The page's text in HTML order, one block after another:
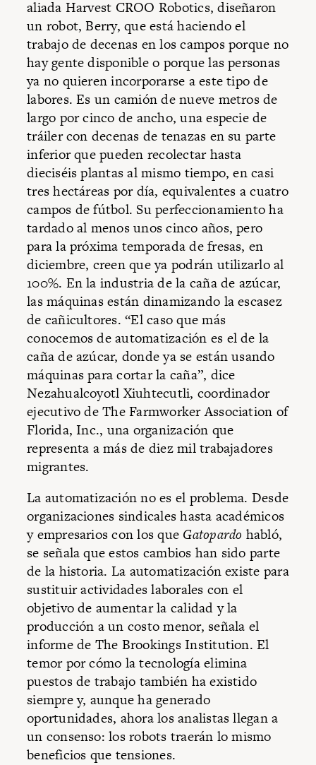
aliada Harvest CROO Robotics, diseñaron
un robot, Berry, que está haciendo el
trabajo de decenas en los campos porque no
hay gente disponible o porque las personas
ya no quieren incorporarse a este tipo de
labores. Es un camión de nueve metros de
largo por cinco de ancho, una especie de
tráiler con decenas de tenazas en su parte
inferior que pueden recolectar hasta
dieciséis plantas al mismo tiempo, en casi
tres hectáreas por día, equivalentes a cuatro
campos de fútbol. Su perfeccionamiento ha
tardado al menos unos cinco años, pero
para la próxima temporada de fresas, en
diciembre, creen que ya podrán utilizarlo al
100%. En la industria de la caña de azúcar,
las máquinas están dinamizando la escasez
de cañicultores. “El caso que más
conocemos de automatización es el de la
caña de azúcar, donde ya se están usando
máquinas para cortar la caña”, dice
Nezahualcoyotl Xiuhtecutli, coordinador
ejecutivo de The Farmworker Association of
Florida, Inc., una organización que
representa a más de diez mil trabajadores
migrantes.
La automatización no es el problema. Desde
organizaciones sindicales hasta académicos
y empresarios con los que Gatopardo habló,
se señala que estos cambios han sido parte
de la historia. La automatización existe para
sustituir actividades laborales con el
objetivo de aumentar la calidad y la
producción a un costo menor, señala el
informe de The Brookings Institution. El
temor por cómo la tecnología elimina
puestos de trabajo también ha existido
siempre y, aunque ha generado
oportunidades, ahora los analistas llegan a
un consenso: los robots traerán lo mismo
beneficios que tensiones.